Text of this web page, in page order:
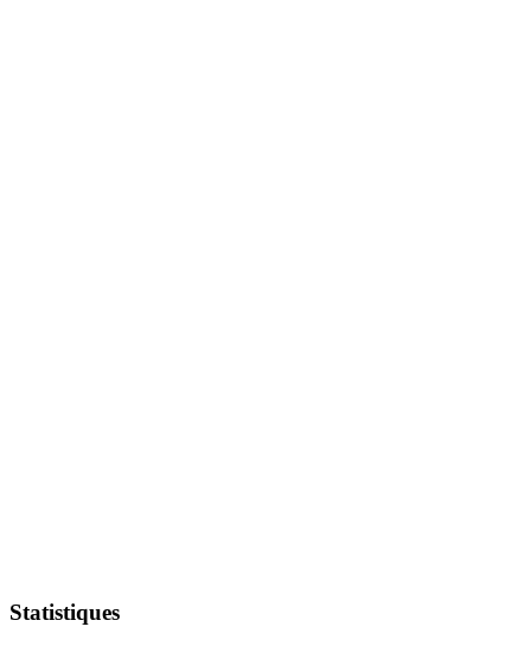
Statistiques